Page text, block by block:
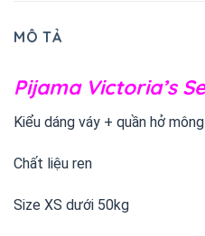
MÔ TẢ
Pijama Victoria’s
Kiểu dáng váy + quần hở mông
Chất liệu ren
Size XS dưới 50kg